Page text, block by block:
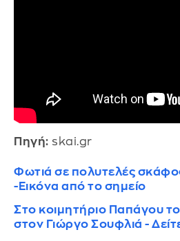
Πηγή: skai.gr
Φωτιά σε πολυτελές
-Εικόνα από το σημείο
Στο κοιμητήριο Παπάγου το
στον Γιώργο Σουφλιά -